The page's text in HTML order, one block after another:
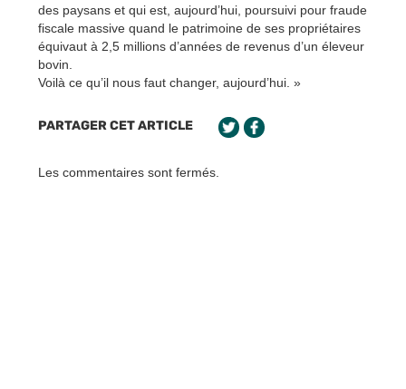
des paysans et qui est, aujourd’hui, poursuivi pour fraude
fiscale massive quand le patrimoine de ses propriétaires
équivaut à 2,5 millions d’années de revenus d’un éleveur
bovin.
Voilà ce qu’il nous faut changer, aujourd’hui. »
PARTAGER CET ARTICLE
Les commentaires sont fermés.